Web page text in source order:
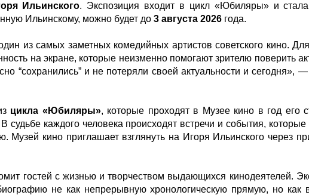
Ильинского. Экспозиция входит в цикл «Юбиляры» и стала
Ильинскому, можно будет до 3 августа 2026 года.
из самых заметных комедийных артистов советского кино.
на экране, которые неизменно помогают зрителю поверить
“сохранились” и не потеряли своей актуальности и сегодня»,
цикла «Юбиляры», которые проходят в Музее кино в год его
судьбе каждого человека происходят встречи и события,
Музей кино приглашает взглянуть на Игоря Ильинского через
гостей с жизнью и творчеством выдающихся кинодеятелей.
не как непрерывную хронологическую прямую, но как